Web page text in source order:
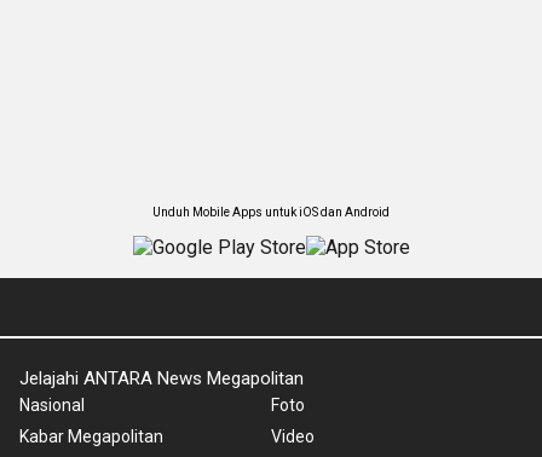
Unduh Mobile Apps untuk iOS dan Android
Jelajahi ANTARA News Megapolitan
Nasional
Kabar Megapolitan
Foto
Video